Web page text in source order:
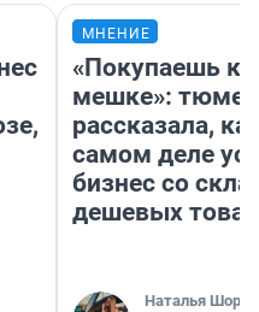
МНЕНИЕ
«Покупаешь
мешке»:
рассказала,
самом деле
бизнес со
дешевых
Наталья